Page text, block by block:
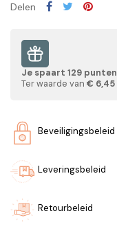
Delen
Je spaart 129 punten
Ter waarde van € 6,45
Beveiligingsbeleid
Leveringsbeleid
Retourbeleid